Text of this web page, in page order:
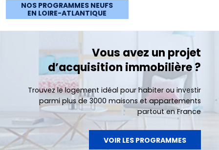
NOS PROGRAMMES NEUFS
EN LOIRE-ATLANTIQUE
Vous avez un projet
d’acquisition immobilière ?
Trouvez le logement idéal pour habiter ou investir
parmi plus de 3000 maisons et appartements
partout en France
VOIR LES PROGRAMMES